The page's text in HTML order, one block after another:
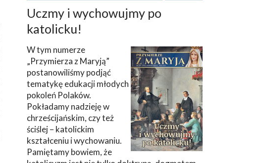
Uczmy i wychowujmy po
katolicku!
W tym numerze
„Przymierza z Maryją”
postanowiliśmy podjąć
tematykę edukacji młodych
pokoleń Polaków.
Pokładamy nadzieję w
chrześcijańskim, czy też
ściślej – katolickim
kształceniu i wychowaniu.
Pamiętamy bowiem, że